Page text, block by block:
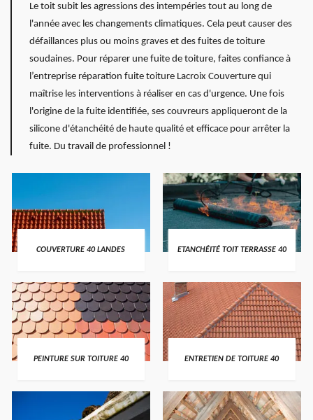
Le toit subit les agressions des intempéries tout au long de
l'année avec les changements climatiques. Cela peut causer des
défaillances plus ou moins graves et des fuites de toiture
soudaines. Pour réparer une fuite de toiture, faites confiance à
l’entreprise réparation fuite toiture Lacroix Couverture qui
maîtrise les interventions à réaliser en cas d'urgence. Une fois
l'origine de la fuite identifiée, ses couvreurs appliqueront de la
silicone d'étanchéité de haute qualité et efficace pour arrêter la
fuite. Du travail de professionnel !
COUVERTURE 40 LANDES ETANCHÉITÉ TOIT TERRASSE 40
PEINTURE SUR TOITURE 40 ENTRETIEN DE TOITURE 40